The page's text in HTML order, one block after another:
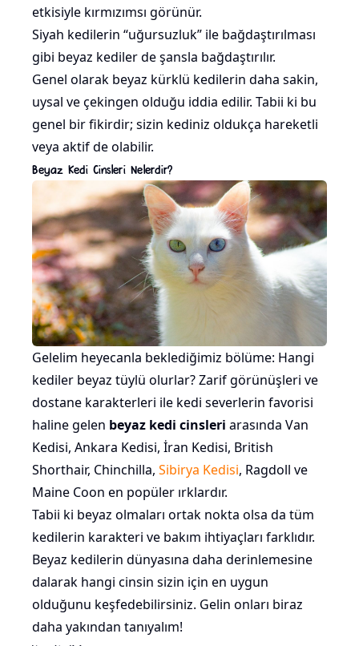
etkisiyle kırmızımsı görünür.
Siyah kedilerin “uğursuzluk” ile bağdaştırılması
gibi beyaz kediler de şansla bağdaştırılır.
Genel olarak beyaz kürklü kedilerin daha sakin,
uysal ve çekingen olduğu iddia edilir. Tabii ki bu
genel bir fikirdir; sizin kediniz oldukça hareketli
veya aktif de olabilir.
Beyaz Kedi Cinsleri Nelerdir?
Gelelim heyecanla beklediğimiz bölüme: Hangi
kediler beyaz tüylü olurlar? Zarif görünüşleri ve
dostane karakterleri ile kedi severlerin favorisi
haline gelen beyaz kedi cinsleri arasında Van
Kedisi, Ankara Kedisi, İran Kedisi, British
Shorthair, Chinchilla, Sibirya Kedisi, Ragdoll ve
Maine Coon en popüler ırklardır.
Tabii ki beyaz olmaları ortak nokta olsa da tüm
kedilerin karakteri ve bakım ihtiyaçları farklıdır.
Beyaz kedilerin dünyasına daha derinlemesine
dalarak hangi cinsin sizin için en uygun
olduğunu keşfedebilirsiniz. Gelin onları biraz
daha yakından tanıyalım!